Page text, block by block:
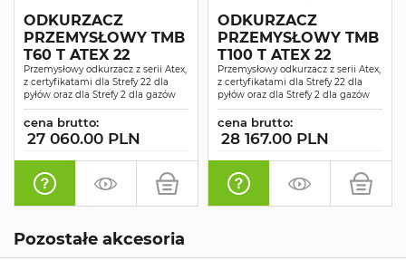
ODKURZACZ
PRZEMYSŁOWY TMB
T60 T ATEX 22
Przemysłowy odkurzacz z serii Atex,
z certyfikatami dla Strefy 22 dla
pyłów oraz dla Strefy 2 dla gazów
cena brutto:
27 060.00 PLN
ODKURZACZ
PRZEMYSŁOWY TMB
T100 T ATEX 22
Przemysłowy odkurzacz z serii Atex,
z certyfikatami dla Strefy 22 dla
pyłów oraz dla Strefy 2 dla gazów
cena brutto:
28 167.00 PLN
Pozostałe akcesoria